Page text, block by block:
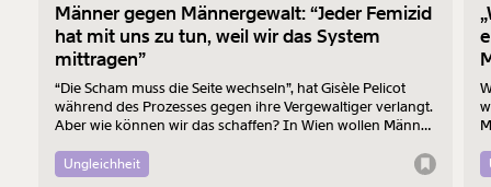
Männer gegen Männergewalt: “Jeder Femizid
hat mit uns zu tun, weil wir das System
mittragen”
“Die Scham muss die Seite wechseln”, hat Gisèle Pelicot
während des Prozesses gegen ihre Vergewaltiger verlangt.
Aber wie können wir das schaffen? In Wien wollen Männer
Männergewalt den ersten Schritt machen.
Ungleichheit